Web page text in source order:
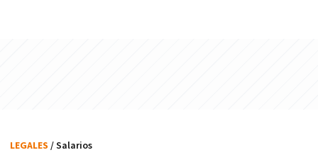
LEGALES / Salarios